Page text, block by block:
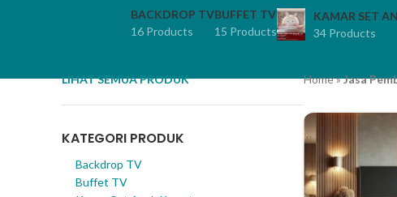
BACKDROP TV
16 Products
BUFFET TV
15 Products
KAMAR SET
34 Products
LIHAT SEMUA PRODUK
KATEGORI PRODUK
Backdrop TV
Buffet TV
Home»Jasa